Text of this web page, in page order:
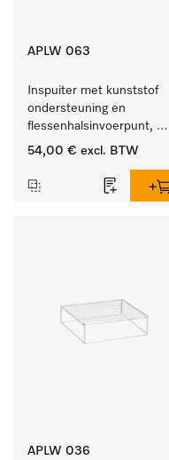
APLW 063
Inspuiter met kunststof
ondersteuning en
flessenhalsinvoerpunt,
ster, Ø 6, lengte 175 mm.
54,00 € excl. BTW
APLW 036